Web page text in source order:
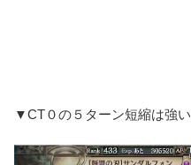
▼CT０の５ターン短縮は強い